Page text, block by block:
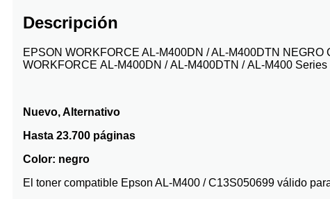
Descripción
EPSON WORKFORCE AL-M400DN / AL-M400DTN
WORKFORCE AL-M400DN /AL-M400DTN /AL-M400 Series
Nuevo, Alternativo
Hasta 23.700 páginas
Color: negro
El toner compatible Epson AL-M400 / C13S050699 válido